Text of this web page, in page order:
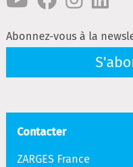
Abonnez-vous à la
Contacter
ZARGES France